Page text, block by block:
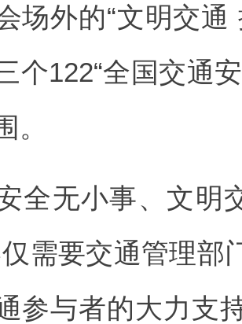
场外的“文明交
个122“全国交通
。
全无小事、文明
需要交通管理部
参与者的大力支